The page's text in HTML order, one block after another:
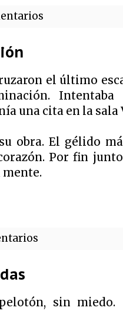
el último
una cita en la sala
obra. El gélido
Por fin
sin miedo.